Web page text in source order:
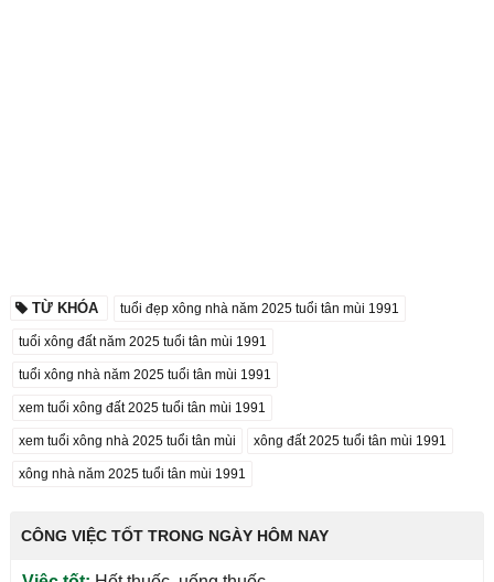
TỪ KHÓA tuổi đẹp xông nhà năm 2025 tuổi tân mùi 1991
tuổi xông đất năm 2025 tuổi tân mùi 1991
tuổi xông nhà năm 2025 tuổi tân mùi 1991
xem tuổi xông đất 2025 tuổi tân mùi 1991
xem tuổi xông nhà 2025 tuổi tân mùi xông đất 2025 tuổi tân mùi 1991
xông nhà năm 2025 tuổi tân mùi 1991
CÔNG VIỆC TỐT TRONG NGÀY HÔM NAY